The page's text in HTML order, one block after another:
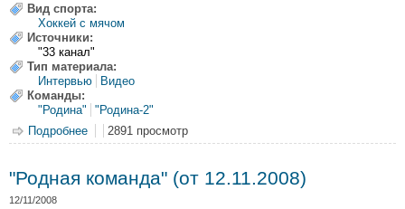
Вид спорта:
Хоккей с мячом
Источники:
"33 канал"
Тип материала:
Интервью
Видео
Команды:
"Родина"
"Родина-2"
Подробнее о "Родная команда" (от 19.11.2008)
2891 просмотр
"Родная команда" (от 12.11.2008)
12/11/2008